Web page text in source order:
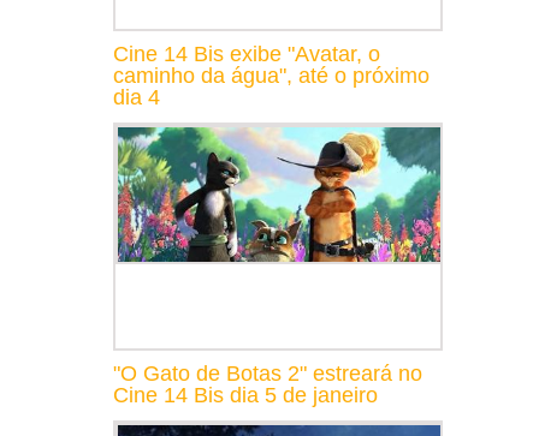
Cine 14 Bis exibe "Avatar, o
caminho da água", até o próximo
dia 4
"O Gato de Botas 2" estreará no
Cine 14 Bis dia 5 de janeiro